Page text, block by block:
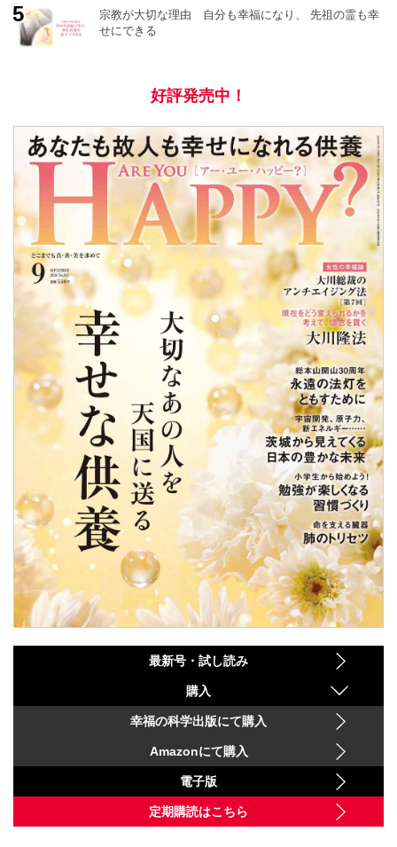
宗教が大切な理由 自分も幸福になり、 先祖の霊も幸
せにできる
好評発売中！
最新号・試し読み
購入
幸福の科学出版にて購入
Amazonにて購入
電子版
定期購読はこちら